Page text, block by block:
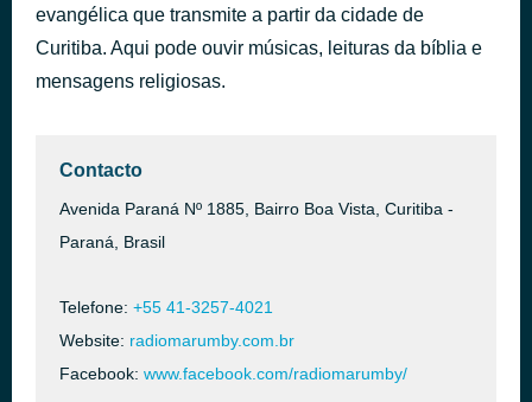
evangélica que transmite a partir da cidade de
Curitiba. Aqui pode ouvir músicas, leituras da bíblia e
mensagens religiosas.
Contacto
Avenida Paraná Nº 1885, Bairro Boa Vista, Curitiba -
Paraná, Brasil
Telefone: +55 41-3257-4021
Website: radiomarumby.com.br
Facebook: www.facebook.com/radiomarumby/